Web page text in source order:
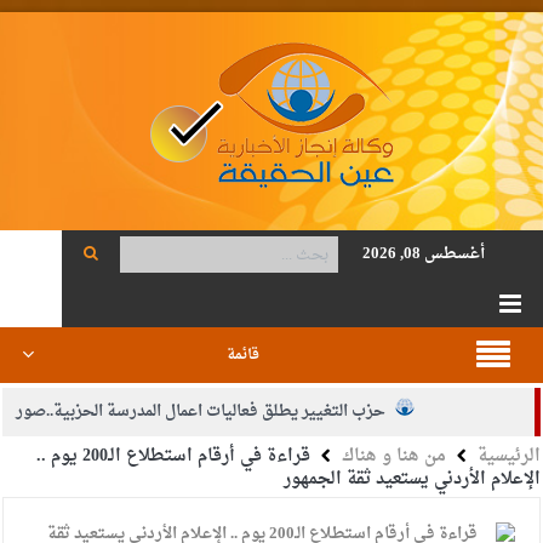
أغسطس 08, 2026
قائمة
حزب التغيير يطلق فعاليات اعمال المدرسة الحزبية..صور
الجيش يفتح باب التجنيد لحملة البكالوريوس في الحقوق والقانون
بيان اجتماع عمّان:دعم الوصاية الهاشمية التاريخية على المقدسات
الرئيسية من هنا و هناك قراءة في أرقام استطلاع الـ200 يوم ..
الإعلام الأردني يستعيد ثقة الجمهور